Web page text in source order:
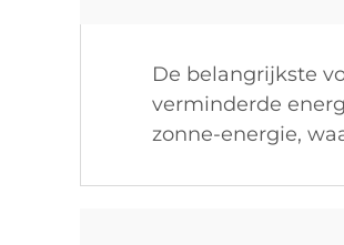
De belangrijkste
verminderde
zonne-energie,